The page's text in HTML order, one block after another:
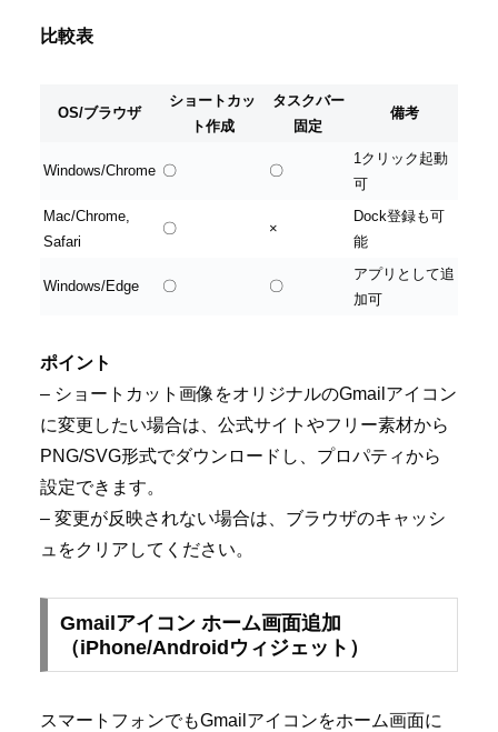
比較表
OS/ブラウザ
ショートカッ
ト作成
タスクバー
固定
備考
Windows/Chrome 〇 〇
1クリック起動
可
Mac/Chrome,
Safari
〇 ×
Dock登録も可
能
Windows/Edge 〇 〇
アプリとして追
加可
ポイント
– ショートカット画像をオリジナルのGmailアイコン
に変更したい場合は、公式サイトやフリー素材から
PNG/SVG形式でダウンロードし、プロパティから
設定できます。
– 変更が反映されない場合は、ブラウザのキャッシ
ュをクリアしてください。
Gmailアイコン ホーム画面追加
（iPhone/Androidウィジェット）
スマートフォンでもGmailアイコンをホーム画面に